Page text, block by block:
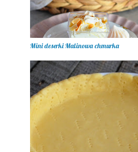
Mini deserki Malinowa chmurka